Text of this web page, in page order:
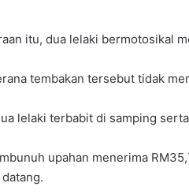
itu, dua lelaki bermotosikal
tembakan tersebut tidak
lelaki terbabit di samping
upahan menerima